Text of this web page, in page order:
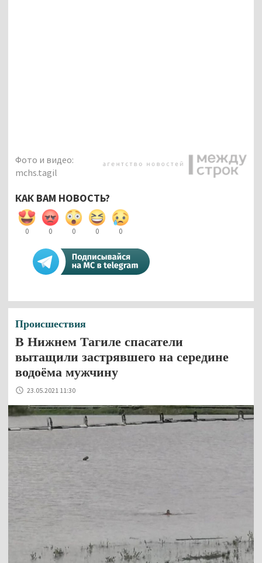
Фото и видео:
mchs.tagil
КАК ВАМ НОВОСТЬ?
0 0 0 0 0
Происшествия
В Нижнем Тагиле спасатели
вытащили застрявшего на середине
водоёма мужчину
23.05.2021 11:30